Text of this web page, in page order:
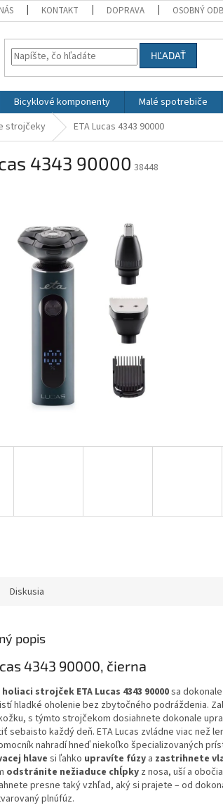
KONTAKT DOPRAVA OSOBNÝ
HĽADAŤ
Bicyklové komponenty Malé spotrebiče
strojčeky ETA Lucas 4343 90000
4343 90000 38448
Diskusia
popis
4343 90000, čierna
strojček ETA Lucas 4343 90000sa
hladké oholenie bez zbytočného podráždenia.
s týmto strojčekom dosiahnete dokonale
sebaisto každý deň. ETA Lucas zvládne viac než
nahradí hneď niekoľko špecializovaných
hlave si ľahko upravíte fúzy a zastrihnete
odstránite nežiaduce chĺpky z nosa, uší a
presne taký vzhľad, aký si prajete – od
plnúfúz.